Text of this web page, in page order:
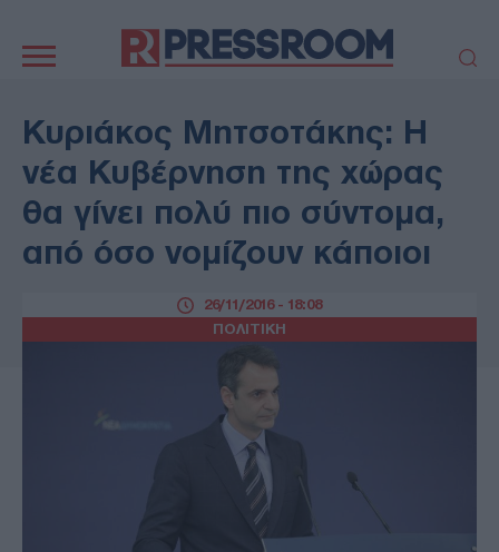
πλοήγηση
ΠΟΛΙΤΙΚΗ
ΤΟΥΡΚΙΑ
ΟΙΚΟΝΟΜΙΑ
ΕΚΚΛΗΣΙΑ
ΑΜΥΝΑ
ΔΙΕΘΝΗ
ΚΥΠΡΟΣ
MEDIA
LIFESTYLE
AUTO - MOTO
ΓΑΣΤΡΟΝΟΜΙΑ
ΖΩΔΙΑ
Κυριάκος Μητσοτάκης: Η
νέα Κυβέρνηση της χώρας
θα γίνει πολύ πιο σύντομα,
από όσο νομίζουν κάποιοι
ΠΟΛΙΤΙΚΗ
26/11/2016 - 18:08